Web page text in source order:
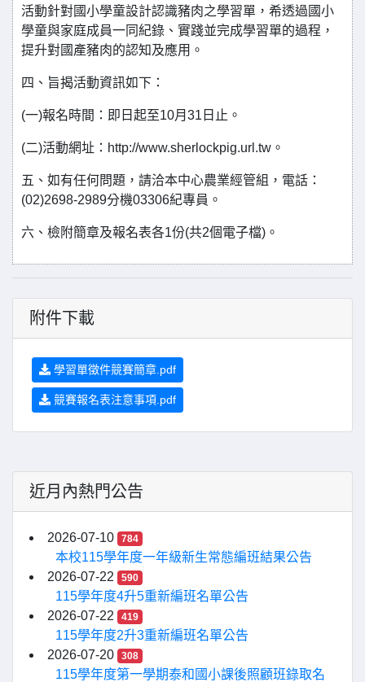
活動針對國小學童設計認識豬肉之學習單，希透過國小
學童與家庭成員一同紀錄、實踐並完成學習單的過程，
提升對國產豬肉的認知及應用。
四、旨揭活動資訊如下：
(一)報名時間：即日起至10月31日止。
(二)活動網址：http://www.sherlockpig.url.tw。
五、如有任何問題，請洽本中心農業經管組，電話：
(02)2698-2989分機03306紀專員。
六、檢附簡章及報名表各1份(共2個電子檔)。
附件下載
學習單徵件競賽簡章.pdf
競賽報名表注意事項.pdf
近月內熱門公告
2026-07-10 784
本校115學年度一年級新生常態編班結果公告
2026-07-22
590
115學年度4升5重新編班名單公告
2026-07-22
419
115學年度2升3重新編班名單公告
2026-07-20
308
115學年度第一學期泰和國小課後照顧班錄取名